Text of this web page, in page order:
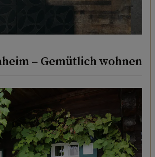
– Gemütlich wohnen